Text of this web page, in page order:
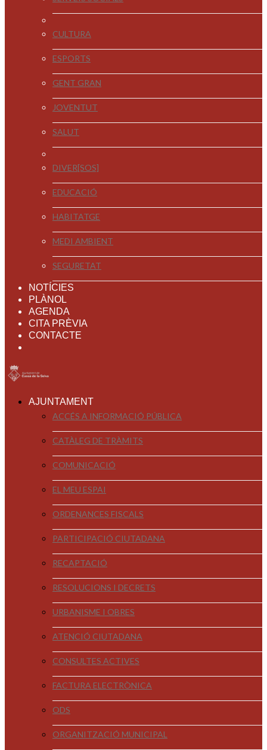
CULTURA
ESPORTS
GENT GRAN
JOVENTUT
SALUT
DIVER[SOS]
EDUCACIÓ
HABITATGE
MEDI AMBIENT
SEGURETAT
NOTÍCIES
PLÀNOL
AGENDA
CITA PRÈVIA
CONTACTE
AJUNTAMENT
ACCÉS A INFORMACIÓ PÚBLICA
CATÀLEG DE TRÀMITS
COMUNICACIÓ
EL MEU ESPAI
ORDENANCES FISCALS
PARTICIPACIÓ CIUTADANA
RECAPTACIÓ
RESOLUCIONS I DECRETS
URBANISME I OBRES
ATENCIÓ CIUTADANA
CONSULTES ACTIVES
FACTURA ELECTRÒNICA
ODS
ORGANITZACIÓ MUNICIPAL